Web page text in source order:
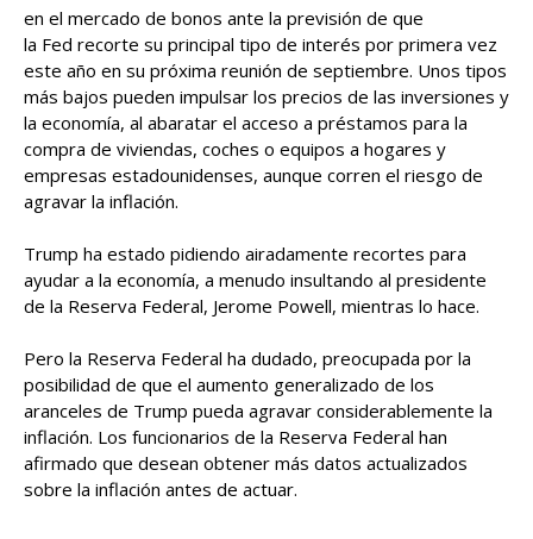
en el mercado de bonos ante la previsión de que
la Fed recorte su principal tipo de interés por primera vez
este año en su próxima reunión de septiembre. Unos tipos
más bajos pueden impulsar los precios de las inversiones y
la economía, al abaratar el acceso a préstamos para la
compra de viviendas, coches o equipos a hogares y
empresas estadounidenses, aunque corren el riesgo de
agravar la inflación.
Trump ha estado pidiendo airadamente recortes para
ayudar a la economía, a menudo insultando al presidente
de la Reserva Federal, Jerome Powell, mientras lo hace.
Pero la Reserva Federal ha dudado, preocupada por la
posibilidad de que el aumento generalizado de los
aranceles de Trump pueda agravar considerablemente la
inflación. Los funcionarios de la Reserva Federal han
afirmado que desean obtener más datos actualizados
sobre la inflación antes de actuar.